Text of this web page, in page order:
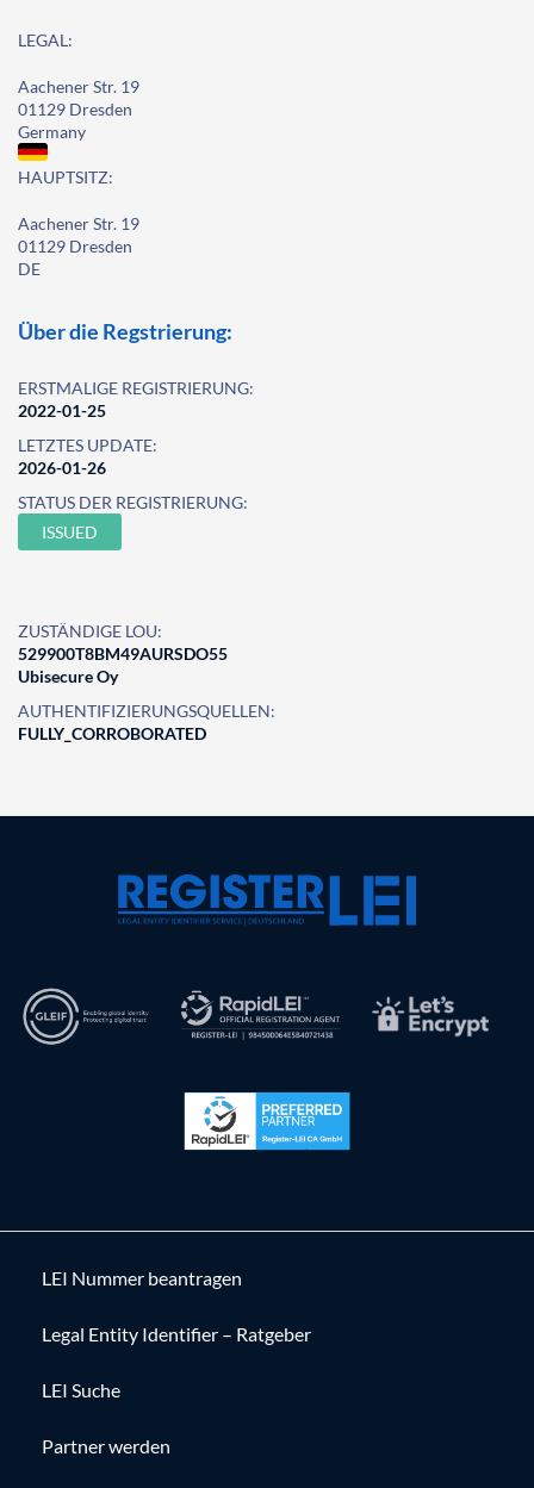
LEGAL:
Aachener Str. 19
01129 Dresden
Germany
HAUPTSITZ:
Aachener Str. 19
01129 Dresden
DE
Über die Regstrierung:
ERSTMALIGE REGISTRIERUNG:
2022-01-25
LETZTES UPDATE:
2026-01-26
STATUS DER REGISTRIERUNG:
ISSUED
ZUSTÄNDIGE LOU:
529900T8BM49AURSDO55
Ubisecure Oy
AUTHENTIFIZIERUNGSQUELLEN:
FULLY_CORROBORATED
LEI Nummer beantragen
Legal Entity Identifier – Ratgeber
LEI Suche
Partner werden